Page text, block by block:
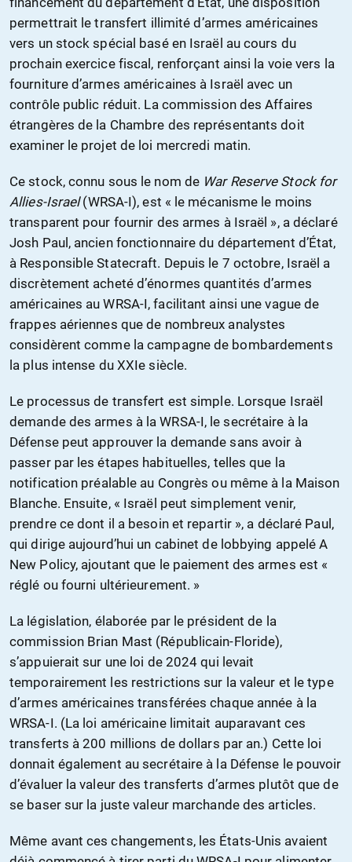
permettrait le transfert illimité d’armes américaines
vers un stock spécial basé en Israël au cours du
prochain exercice fiscal, renforçant ainsi la voie vers la
fourniture d’armes américaines à Israël avec un
contrôle public réduit. La commission des Affaires
étrangères de la Chambre des représentants doit
examiner le projet de loi mercredi matin.
Ce stock, connu sous le nom de War Reserve Stock for
Allies-Israel(WRSA-I), est « le mécanisme le moins
transparent pour fournir des armes à Israël », a déclaré
Josh Paul, ancien fonctionnaire du département d’État,
à Responsible Statecraft. Depuis le 7 octobre, Israël a
discrètement acheté d’énormes quantités d’armes
américaines au WRSA-I, facilitant ainsi une vague de
frappes aériennes que de nombreux analystes
considèrent comme la campagne de bombardements
la plus intense du XXIe siècle.
Le processus de transfert est simple. Lorsque Israël
demande des armes à la WRSA-I, le secrétaire à la
Défense peut approuver la demande sans avoir à
passer par les étapes habituelles, telles que la
notification préalable au Congrès ou même à la Maison
Blanche. Ensuite, « Israël peut simplement venir,
prendre ce dont il a besoin et repartir », a déclaré Paul,
qui dirige aujourd’hui un cabinet de lobbying appelé A
New Policy, ajoutant que le paiement des armes est «
réglé ou fourni ultérieurement. »
La législation, élaborée par le président de la
commission Brian Mast (Républicain-Floride),
s’appuierait sur une loi de 2024 qui levait
temporairement les restrictions sur la valeur et le type
d’armes américaines transférées chaque année à la
WRSA-I. (La loi américaine limitait auparavant ces
transferts à 200 millions de dollars par an.) Cette loi
donnait également au secrétaire à la Défense le pouvoir
d’évaluer la valeur des transferts d’armes plutôt que de
se baser sur la juste valeur marchande des articles.
Même avant ces changements, les États-Unis avaient